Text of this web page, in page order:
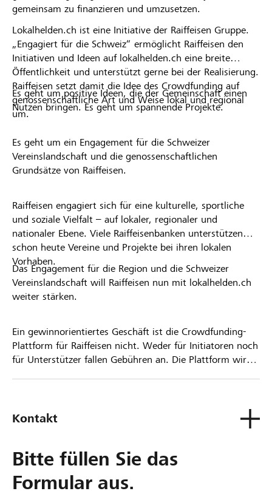
gemeinsam zu finanzieren und umzusetzen.
Lokalhelden.ch ist eine Initiative der Raiffeisen Gruppe.
„Engagiert für die Schweiz“ ermöglicht Raiffeisen den
Initiativen und Ideen auf lokalhelden.ch eine breite
Öffentlichkeit und unterstützt gerne bei der Realisierung.
Raiffeisen setzt damit die Idee des Crowdfunding auf
genossenschaftliche Art und Weise lokal und regional
um.
Es geht um positive Ideen, die der Gemeinschaft einen
Nutzen bringen. Es geht um spannende Projekte.
Es geht um ein Engagement für die Schweizer
Vereinslandschaft und die genossenschaftlichen
Grundsätze von Raiffeisen.
Raiffeisen engagiert sich für eine kulturelle, sportliche
und soziale Vielfalt – auf lokaler, regionaler und
nationaler Ebene. Viele Raiffeisenbanken unterstützen
schon heute Vereine und Projekte bei ihren lokalen
Vorhaben.
Das Engagement für die Region und die Schweizer
Vereinslandschaft will Raiffeisen nun mit lokalhelden.ch
weiter stärken.
Ein gewinnorientiertes Geschäft ist die Crowdfunding-
Plattform für Raiffeisen nicht. Weder für Initiatoren noch
für Unterstützer fallen Gebühren an. Die Plattform wird
Kontakt
Bitte füllen Sie das
Formular aus.